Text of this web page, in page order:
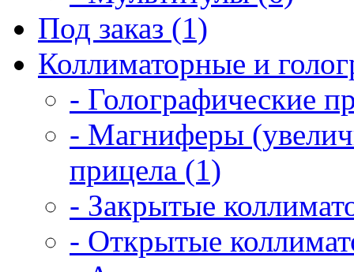
Под заказ (1)
Коллиматорные и
- Голографические
- Магниферы
прицела (1)
- Закрытые
- Открытые